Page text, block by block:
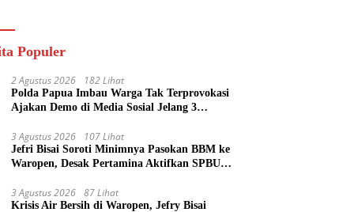
Populer
2 Agustus 2026 182 Lihat
Polda Papua Imbau Warga Tak Terprovokasi
Ajakan Demo di Media Sosial Jelang 3
3 Agustus 2026 107 Lihat
Jefri Bisai Soroti Minimnya Pasokan BBM ke
Waropen, Desak Pertamina Aktifkan SPBU
3 Agustus 2026 87 Lihat
Krisis Air Bersih di Waropen, Jefry Bisai